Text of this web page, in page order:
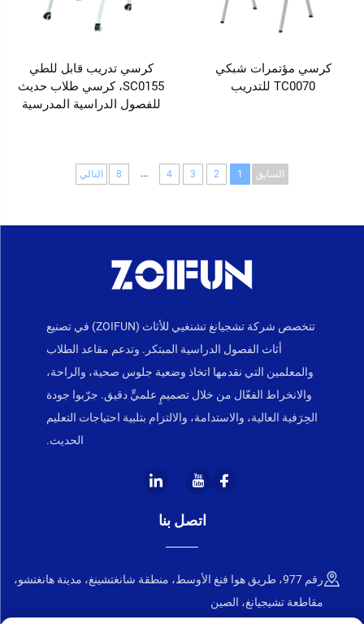
كرسي مؤتمرات شبكي
TC0070 للتدريب
كرسي تدريب قابل للطي
SC0155، كرسي طلاب حديث
للفصول الدراسية المدرسية
السابق 1
2
3
4
...
8 التالي
تتخصص شركة تشجيانغ تشنغيي للأثاث (ZOIFUN) في تصنيع
أثاث الفصول الدراسية المبتكر. وتدعم مقاعد الطلاب
والمعلمين التي نقدمها اتخاذ وضعية جلوس صحية، والراحة،
والانخراط الفعّال من خلال تصميمٍ علميٍّ دقيق. جرّبوا جودة
الحِرَفية العالية، والاستدامة، والالتزام بتلبية احتياجات التعليم
الحديث.
اتصل بنا
رقم 977، طريق هوا فنغ الأوسط، منطقة شانغتشينغ، مدينة هانغتشو،
مقاطعة تشيجيانغ، الصين